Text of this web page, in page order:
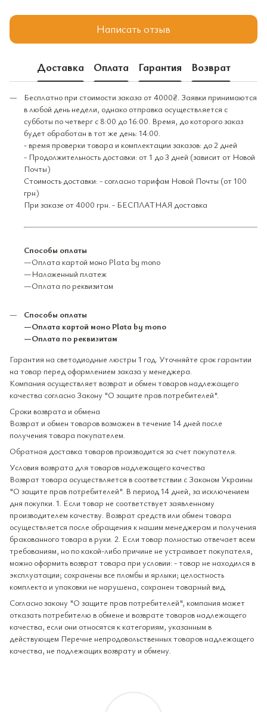
Написать отзыв
Доставка Оплата Гарантия Возврат
Бесплатно при стоимости заказа от 4000₴. Заявки принимаются
в любой день недели, однако отправка осуществляется с
субботы по четверг с 8:00 до 16:00. Время, до которого заказ
будет обработан в тот же день: 14:00.
- время проверки товара и комплектации заказов: до 2 дней
- Продолжительность доставки: от 1 до 3 дней (зависит от Новой
Почты)
Стоимость доставки: - согласно тарифам Новой Почты (от 100
грн)
При заказе от 4000 грн. - БЕСПЛАТНАЯ доставка
Способы оплаты
—Оплата картой моно Plata by mono
—Наложенный платеж
—Оплата по реквизитам
Способы оплаты
—Оплата картой моно Plata by mono
—Оплата по реквизитам
Гарантия на светодиодные люстры 1 год. Уточняйте срок гарантии
на товар перед оформлением заказа у менеджера.
Компания осуществляет возврат и обмен товаров надлежащего
качества согласно Закону "О защите прав потребителей".
Сроки возврата и обмена
Возврат и обмен товаров возможен в течение 14 дней после
получения товара покупателем.
Обратная доставка товаров производится за счет покупателя.
Условия возврата для товаров надлежащего качества
Возврат товара осуществляется в соответствии с Законом Украины
"О защите прав потребителей". В период 14 дней, за исключением
дня покупки. 1. Если товар не соответствует заявленному
производителем качеству. Возврат средств или обмен товара
осуществляется после обращения к нашим менеджерам и получения
бракованного товара в руки. 2. Если товар полностью отвечает всем
требованиям, но по какой-либо причине не устраивает покупателя,
можно оформить возврат товара при условии: - товар не находился в
эксплуатации; сохранены все пломбы и ярлыки; целостность
комплекта и упаковки не нарушена, сохранен товарный вид.
Согласно закону "О защите прав потребителей", компания может
отказать потребителю в обмене и возврате товаров надлежащего
качества, если они относятся к категориям, указанным в
действующем Перечне непродовольственных товаров надлежащего
качества, не подлежащих возврату и обмену.